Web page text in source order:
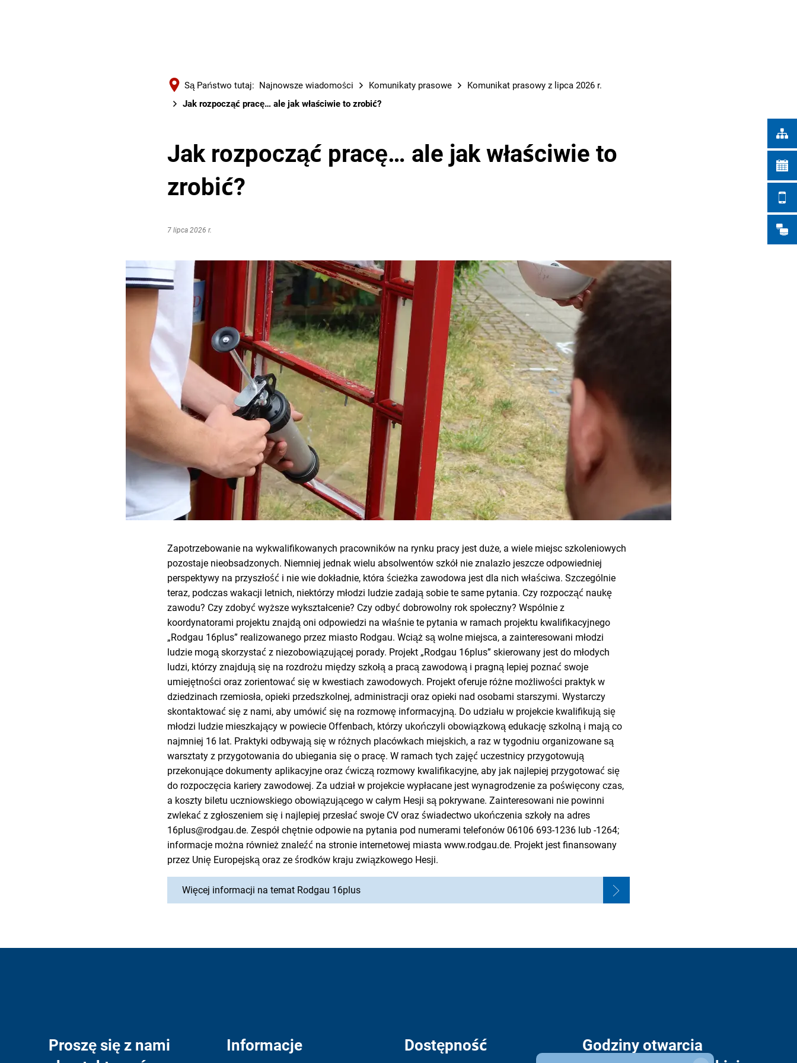
Deutsch
Są Państwo tutaj: Najnowsze wiadomości Komunikaty prasowe
Komunikat prasowy z lipca 2026 r.
Jak rozpocząć pracę… ale jak właściwie to zrobić?
Jak rozpocząć pracę… ale jak właściwie to
zrobić?
7 lipca 2026 r.
Zapotrzebowanie na wykwalifikowanych pracowników na rynku pracy jest duże, a wiele miejsc szkoleniowych
pozostaje nieobsadzonych. Niemniej jednak wielu absolwentów szkół nie znalazło jeszcze odpowiedniej
perspektywy na przyszłość i nie wie dokładnie, która ścieżka zawodowa jest dla nich właściwa. Szczególnie
teraz, podczas wakacji letnich, niektórzy młodzi ludzie zadają sobie te same pytania. Czy rozpocząć naukę
zawodu? Czy zdobyć wyższe wykształcenie? Czy odbyć dobrowolny rok społeczny? Wspólnie z
koordynatorami projektu znajdą oni odpowiedzi na właśnie te pytania w ramach projektu kwalifikacyjnego
„Rodgau 16plus” realizowanego przez miasto Rodgau. Wciąż są wolne miejsca, a zainteresowani młodzi
ludzie mogą skorzystać z niezobowiązującej porady. Projekt „Rodgau 16plus” skierowany jest do młodych
ludzi, którzy znajdują się na rozdrożu między szkołą a pracą zawodową i pragną lepiej poznać swoje
umiejętności oraz zorientować się w kwestiach zawodowych. Projekt oferuje różne możliwości praktyk w
dziedzinach rzemiosła, opieki przedszkolnej, administracji oraz opieki nad osobami starszymi. Wystarczy
skontaktować się z nami, aby umówić się na rozmowę informacyjną. Do udziału w projekcie kwalifikują się
młodzi ludzie mieszkający w powiecie Offenbach, którzy ukończyli obowiązkową edukację szkolną i mają co
najmniej 16 lat. Praktyki odbywają się w różnych placówkach miejskich, a raz w tygodniu organizowane są
warsztaty z przygotowania do ubiegania się o pracę. W ramach tych zajęć uczestnicy przygotowują
przekonujące dokumenty aplikacyjne oraz ćwiczą rozmowy kwalifikacyjne, aby jak najlepiej przygotować się
do rozpoczęcia kariery zawodowej. Za udział w projekcie wypłacane jest wynagrodzenie za poświęcony czas,
a koszty biletu uczniowskiego obowiązującego w całym Hesji są pokrywane. Zainteresowani nie powinni
zwlekać z zgłoszeniem się i najlepiej przesłać swoje CV oraz świadectwo ukończenia szkoły na adres
16plus@rodgau.de. Zespół chętnie odpowie na pytania pod numerami telefonów 06106 693-1236 lub -1264;
informacje można również znaleźć na stronie internetowej miasta www.rodgau.de. Projekt jest finansowany
przez Unię Europejską oraz ze środków kraju związkowego Hesji.
Więcej informacji na temat Rodgau 16plus
Proszę się z nami
Informacje Dostępność
Godziny otwarcia